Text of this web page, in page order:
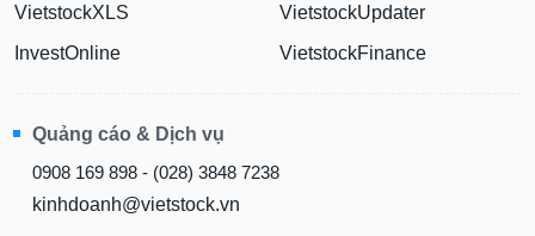
VietstockXLS
InvestOnline
VietstockUpdater
VietstockFinance
Quảng cáo & Dịch vụ
0908 169 898 - (028) 3848 7238
kinhdoanh@vietstock.vn